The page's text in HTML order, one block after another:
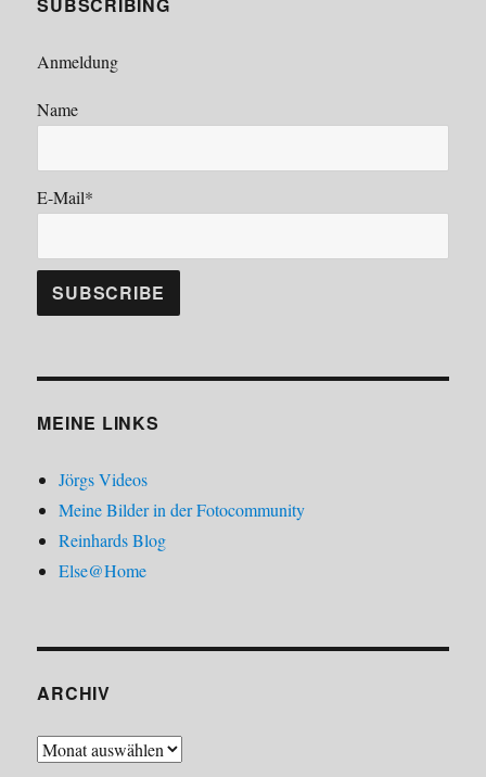
SUBSCRIBING
Anmeldung
Name
E-Mail*
MEINE LINKS
Jörgs Videos
Meine Bilder in der Fotocommunity
Reinhards Blog
Else@Home
ARCHIV
Archiv